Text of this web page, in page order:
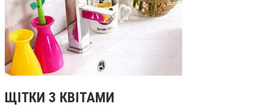
ЩІТКИ З КВІТАМИ